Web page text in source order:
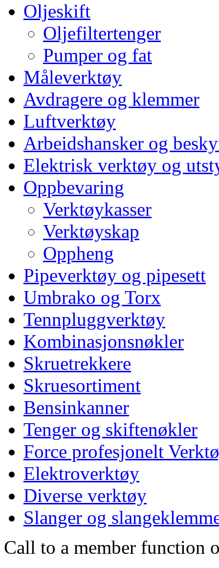
Oljeskift
Oljefiltertenger
Pumper og fat
Måleverktøy
Avdragere og klemmer
Luftverktøy
Arbeidshansker og
Elektrisk verktøy og
Oppbevaring
Verktøykasser
Verktøyskap
Oppheng
Pipeverktøy og pipesett
Umbrako og Torx
Tennpluggverktøy
Kombinasjonsnøkler
Skruetrekkere
Skruesortiment
Bensinkanner
Tenger og skiftenøkler
Force profesjonelt
Elektroverktøy
Diverse verktøy
Slanger og
Call to a member function